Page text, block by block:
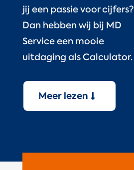
jij een passie voor cijfers?
Dan hebben wij bij MD
Service een mooie
uitdaging als Calculator.
Meer lezen